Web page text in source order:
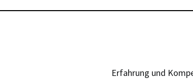
Erfahrung und